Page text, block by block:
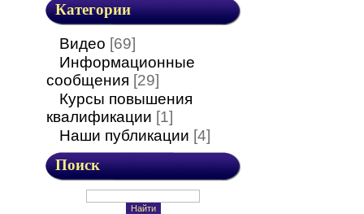
Категории
Видео [69]
Информационные
сообщения [29]
Курсы повышения
квалификации [1]
Наши публикации [4]
Поиск